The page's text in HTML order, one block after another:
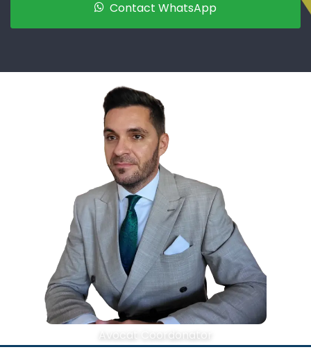
Contact WhatsApp
Avocat Coordonator